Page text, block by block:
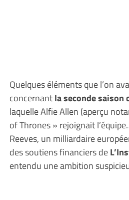
Quelques éléments que l’on
concernantla seconde saison
laquelle Alfie Allen (aperçu
of Thrones » rejoignait
Reeves, un milliardaire
des soutiens financiers de
entendu une ambition